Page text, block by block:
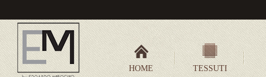
HOME TESSUTI